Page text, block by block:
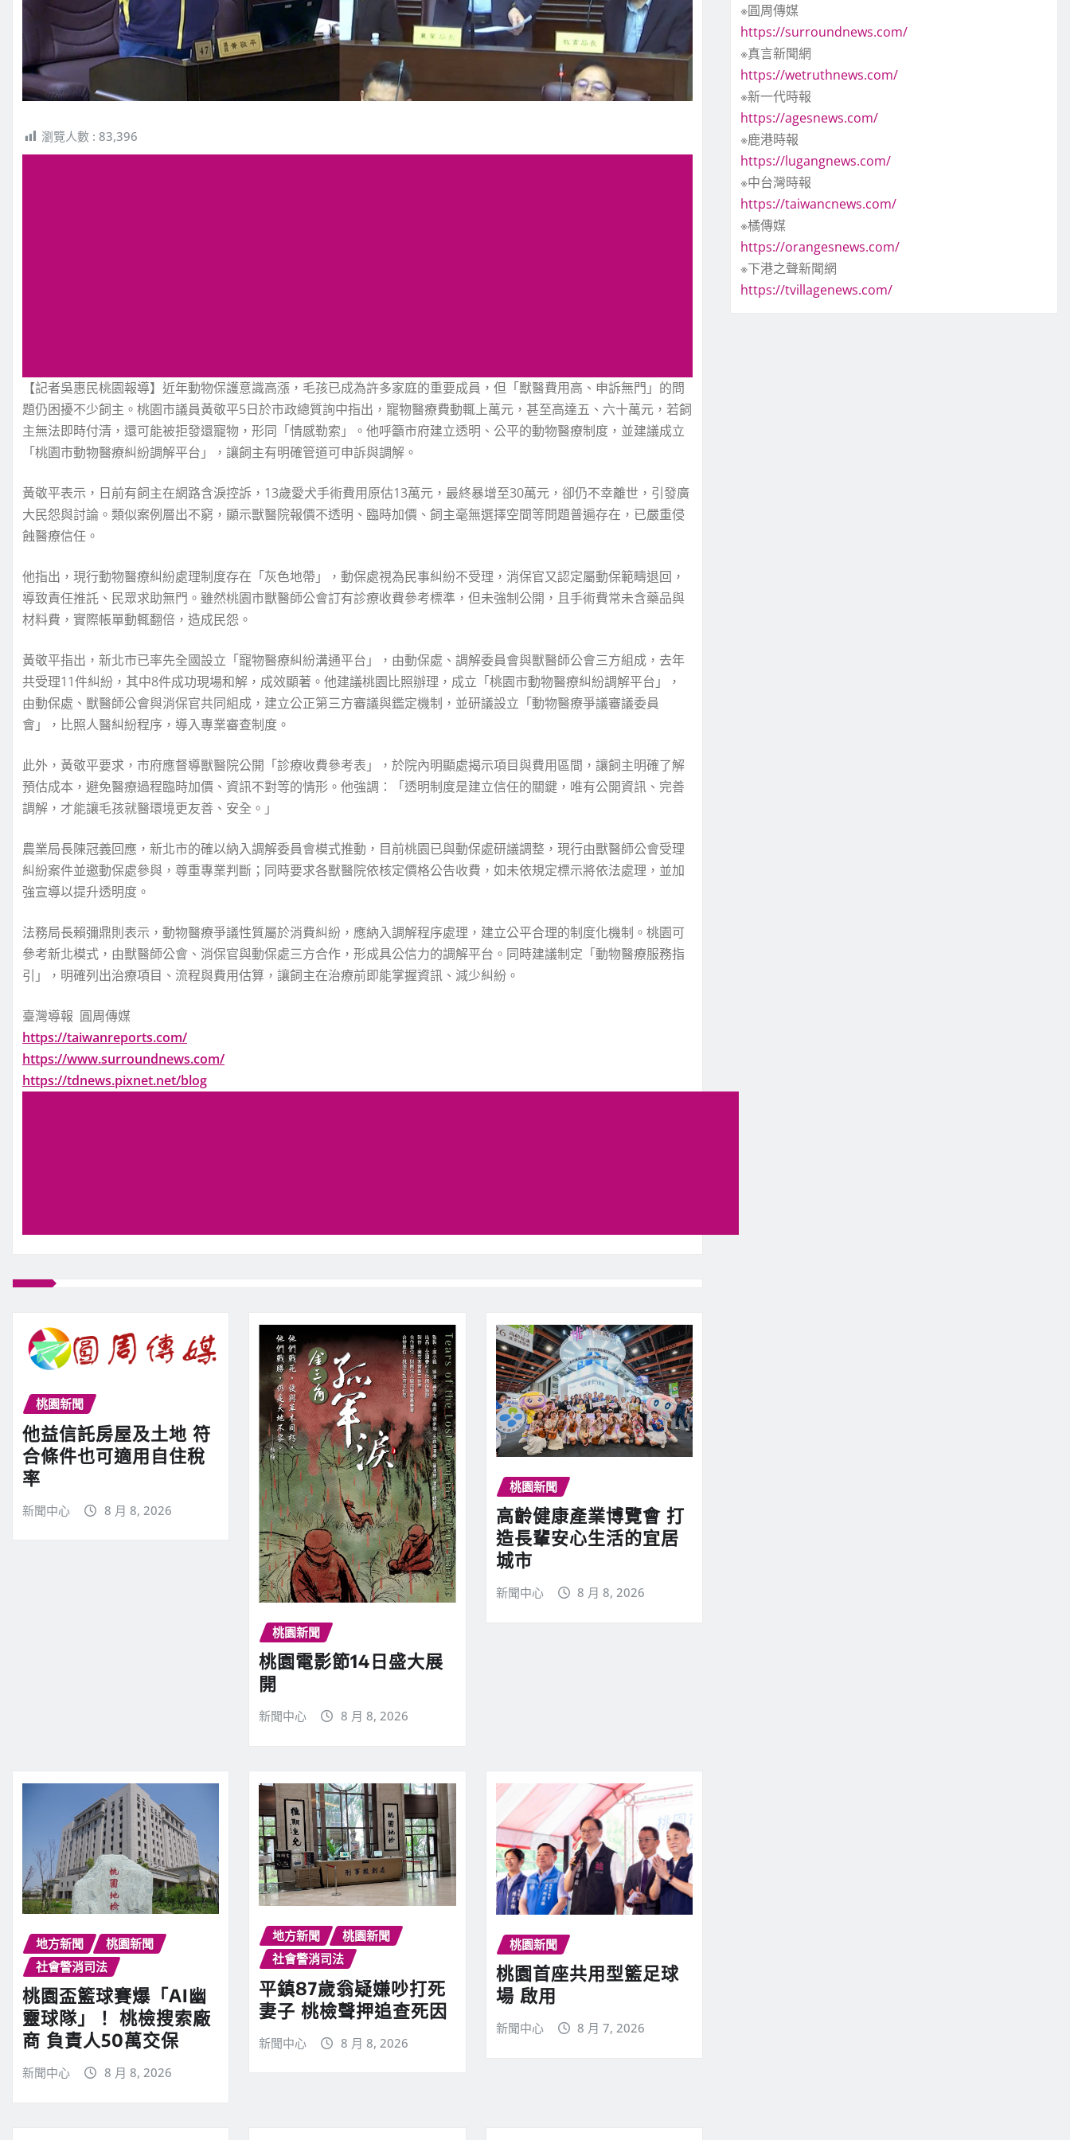
瀏覽人數 : 83,396
【記者吳惠民桃園報導】近年動物保護意識高漲，毛孩已成為許多家庭的重要成員，但「獸醫費用高、申訴無門」的問
題仍困擾不少飼主。桃園市議員黃敬平5日於市政總質詢中指出，寵物醫療費動輒上萬元，甚至高達五、六十萬元，若飼
主無法即時付清，還可能被拒發還寵物，形同「情感勒索」。他呼籲市府建立透明、公平的動物醫療制度，並建議成立
「桃園市動物醫療糾紛調解平台」，讓飼主有明確管道可申訴與調解。
黃敬平表示，日前有飼主在網路含淚控訴，13歲愛犬手術費用原估13萬元，最終暴增至30萬元，卻仍不幸離世，引發廣
大民怨與討論。類似案例層出不窮，顯示獸醫院報價不透明、臨時加價、飼主毫無選擇空間等問題普遍存在，已嚴重侵
蝕醫療信任。
他指出，現行動物醫療糾紛處理制度存在「灰色地帶」，動保處視為民事糾紛不受理，消保官又認定屬動保範疇退回，
導致責任推託、民眾求助無門。雖然桃園市獸醫師公會訂有診療收費參考標準，但未強制公開，且手術費常未含藥品與
材料費，實際帳單動輒翻倍，造成民怨。
黃敬平指出，新北市已率先全國設立「寵物醫療糾紛溝通平台」，由動保處、調解委員會與獸醫師公會三方組成，去年
共受理11件糾紛，其中8件成功現場和解，成效顯著。他建議桃園比照辦理，成立「桃園市動物醫療糾紛調解平台」，
由動保處、獸醫師公會與消保官共同組成，建立公正第三方審議與鑑定機制，並研議設立「動物醫療爭議審議委員
會」，比照人醫糾紛程序，導入專業審查制度。
此外，黃敬平要求，市府應督導獸醫院公開「診療收費參考表」，於院內明顯處揭示項目與費用區間，讓飼主明確了解
預估成本，避免醫療過程臨時加價、資訊不對等的情形。他強調：「透明制度是建立信任的關鍵，唯有公開資訊、完善
調解，才能讓毛孩就醫環境更友善、安全。」
農業局長陳冠義回應，新北市的確以納入調解委員會模式推動，目前桃園已與動保處研議調整，現行由獸醫師公會受理
糾紛案件並邀動保處參與，尊重專業判斷；同時要求各獸醫院依核定價格公告收費，如未依規定標示將依法處理，並加
強宣導以提升透明度。
法務局長賴彌鼎則表示，動物醫療爭議性質屬於消費糾紛，應納入調解程序處理，建立公平合理的制度化機制。桃園可
參考新北模式，由獸醫師公會、消保官與動保處三方合作，形成具公信力的調解平台。同時建議制定「動物醫療服務指
引」，明確列出治療項目、流程與費用估算，讓飼主在治療前即能掌握資訊、減少糾紛。
臺灣導報 圓周傳媒
https://taiwanreports.com/
https://www.surroundnews.com/
https://tdnews.pixnet.net/blog
桃園新聞
他益信託房屋及土地 符
合條件也可適用自住稅
率
新聞中心 8 月 8, 2026
桃園新聞
桃園電影節14日盛大展
開
新聞中心 8 月 8, 2026
桃園新聞
高齡健康產業博覽會 打
造長輩安心生活的宜居
城市
新聞中心 8 月 8, 2026
地方新聞
桃園新聞
社會警消司法
桃園盃籃球賽爆「AI幽
靈球隊」！ 桃檢搜索廠
商 負責人50萬交保
新聞中心 8 月 8, 2026
地方新聞
桃園新聞
社會警消司法
平鎮87歲翁疑嫌吵打死
妻子 桃檢聲押追查死因
新聞中心 8 月 8, 2026
桃園新聞
桃園首座共用型籃足球
場 啟用
新聞中心 8 月 7, 2026
※圓周傳媒
https://surroundnews.com/
※真言新聞網
https://wetruthnews.com/
※新一代時報
https://agesnews.com/
※鹿港時報
https://lugangnews.com/
※中台灣時報
https://taiwancnews.com/
※橘傳媒
https://orangesnews.com/
※下港之聲新聞網
https://tvillagenews.com/